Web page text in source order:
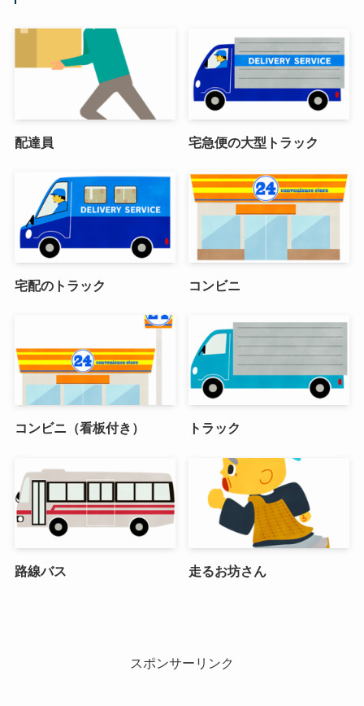
配達員 宅急便の大型トラック
宅配のトラック コンビニ
コンビニ（看板付き） トラック
路線バス 走るお坊さん
スポンサーリンク